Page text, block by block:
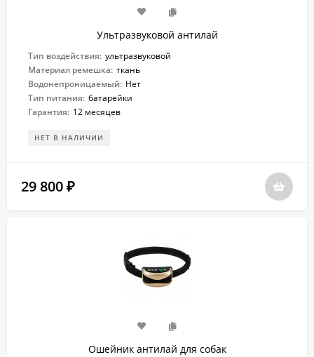
Ультразвуковой антилай
Тип воздействия: ультразвуковой
Материал ремешка: ткань
Водонепроницаемый: Нет
Тип питания: батарейки
Гарантия: 12 месяцев
НЕТ В НАЛИЧИИ
29 800 ₽
Ошейник антилай для собак